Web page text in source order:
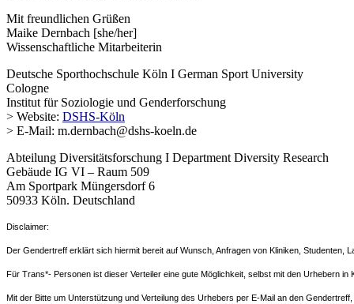
Mit freundlichen Grüßen
Maike Dernbach [she/her]
Wissenschaftliche Mitarbeiterin
Deutsche Sporthochschule Köln I German Sport University
Cologne
Institut für Soziologie und Genderforschung
> Website: DSHS-Köln
> E-Mail: m.dernbach@dshs-koeln.de
Abteilung Diversitätsforschung I Department Diversity Research
Gebäude IG VI – Raum 509
Am Sportpark Müngersdorf 6
50933 Köln. Deutschland
Disclaimer:
Der Gendertreff erklärt sich hiermit bereit auf Wunsch, Anfragen von Kliniken,
Für Trans*- Personen ist dieser Verteiler eine gute Möglichkeit, selbst mit den Urhebern
Mit der Bitte um Unterstützung und Verteilung des Urhebers per E-Mail an den